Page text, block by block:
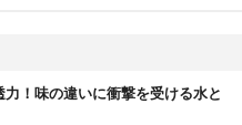
！味の違いに衝撃を受ける水と